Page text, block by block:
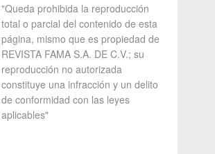
"Queda prohibida la reproducción
total o parcial del contenido de esta
página, mismo que es propiedad de
REVISTA FAMA S.A. DE C.V.; su
reproducción no autorizada
constituye una infracción y un delito
de conformidad con las leyes
aplicables"